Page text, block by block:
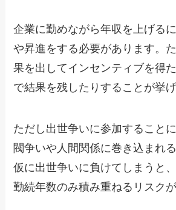
企業に勤めながら年収を上げる
や昇進をする必要があります。
果を出してインセンティブを得
で結果を残したりすることが挙げ
ただし出世争いに参加すること
閥争いや人間関係に巻き込まれ
仮に出世争いに負けてしまうと
勤続年数のみ積み重ねるリスクが